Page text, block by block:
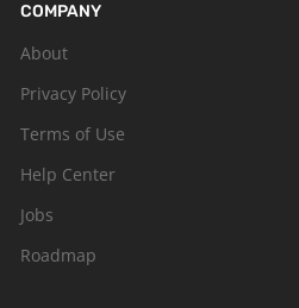
COMPANY
About
Privacy Policy
Terms of Use
Help Center
Jobs
Roadmap